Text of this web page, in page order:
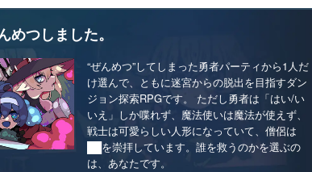
めつしました。
“ぜんめつ”してしまった勇者パーティから1人だ
け選んで、ともに迷宮からの脱出を目指すダン
ジョン探索RPGです。 ただし勇者は「はい/い
いえ」しか喋れず、魔法使いは魔法が使えず、
戦士は可愛らしい人形になっていて、僧侶は
██を崇拝しています。誰を救うのかを選ぶの
は、あなたです。